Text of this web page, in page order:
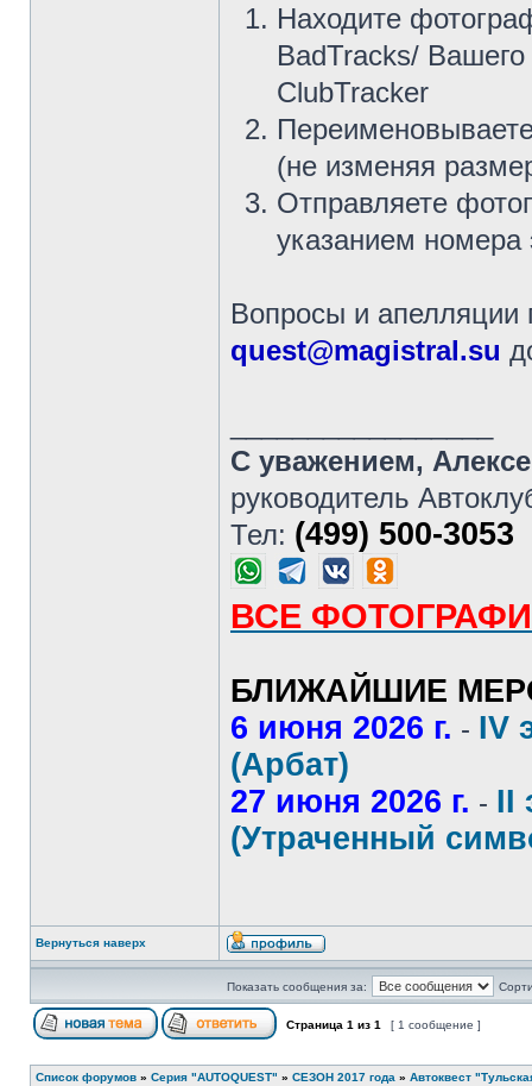
Находите
BadTracks/ Вашего
ClubTracker
(не изменяя
Отправляете
указанием номера
Вопросы и
quest@magistral.su
С уважением,
руководитель
Тел: (499) 500-3053
ВСЕ
БЛИЖАЙШИЕ
6 июня 2026 г. - IV
(Арбат)
27 июня 2026 г. - II
(Утраченный
Вернуться наверх
Показать сообщения за:
Страница 1 из 1 [ 1 сообщение ]
Список форумов » Серия "AUTOQUEST" » СЕЗОН 2017 года » Автоквест